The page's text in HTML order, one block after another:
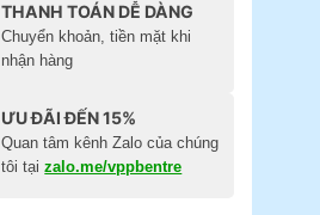
THANH TOÁN DỄ DÀNG
Chuyển khoản, tiền mặt khi
nhận hàng
ƯU ĐÃI ĐẾN 15%
Quan tâm kênh Zalo của chúng
tôi tạizalo.me/vppbentre